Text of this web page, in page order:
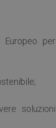
Europeo per
soluzioni